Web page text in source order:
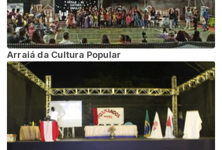
Arraiá da Cultura Popular